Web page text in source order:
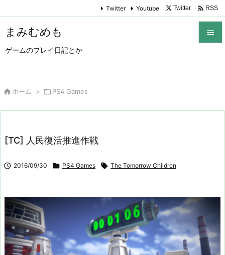
まみむめも
ゲームのプレイ日記とか

Twitter Youtube Twitter  RSS
 ホーム > PS4 Games
[TC] 人民復活推進作戦
 2016/09/30  PS4 Games  The Tomorrow Children